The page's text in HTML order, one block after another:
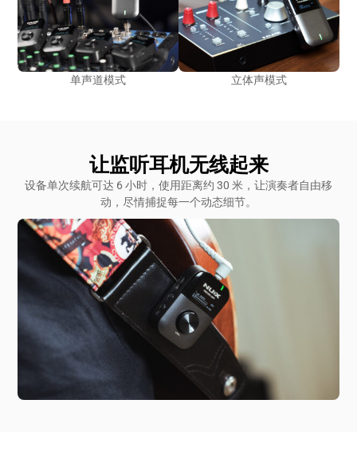
单声道模式 立体声模式
让监听耳机无线起来
设备单次续航可达 6 小时，使用距离约 30 米，让演奏者自由移
动，尽情捕捉每一个动态细节。